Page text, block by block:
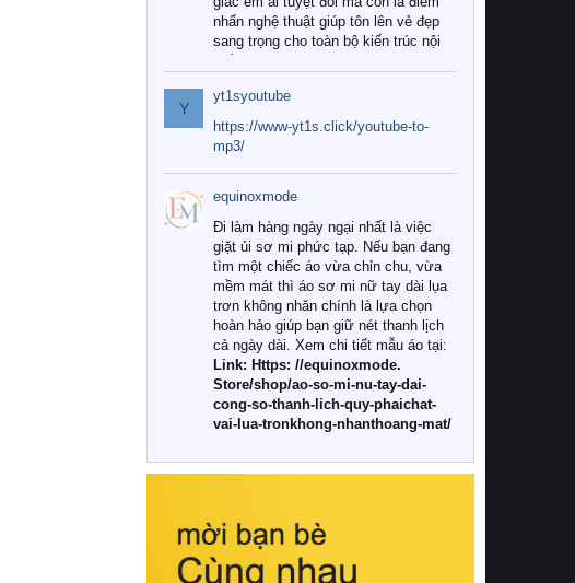
nhấn nghệ thuật giúp tôn lên vẻ đẹp
sang trọng cho toàn bộ kiến trúc nội
Tuy nhiên, giữa thị trường đa dạng
với vô vàn thương hiệu và mẫu mã
như hiện nay, làm thế nào để chọn
được những bộ chăn ga gối đệm cao
cấp thực sự chất lượng, phù hợp với
khí hậu và nhu cầu sử dụng của gia
đình? Hãy cùng chúng tôi đi tìm lời
giải đáp chi tiết qua bài viết dưới đây.
1. Tại sao các gia đình hiện đại lại ưa
chuộng chăn ga gối đệm cao cấp?
Khác với các dòng sản phẩm thông
thường, những bộ chăn ga gối đệm
cao cấp trải qua quy trình sản xuất
nghiêm ngặt từ khâu chọn lọc nguyên
liệu tự nhiên đến công nghệ dệt
nhuộm hiện đại không chứa hóa chất
này, bạn sẽ cảm nhận rõ rệt sự khác
hồi chuẩn xác của phần đệm nâng đỡ
cột sống.
Y
yt1syoutube
https://www-yt1s.click/youtube-to-
mp3/
equinoxmode
Đi làm hàng ngày ngại nhất là việc
giặt ủi sơ mi phức tạp. Nếu bạn đang
tìm một chiếc áo vừa chỉn chu, vừa
mềm mát thì áo sơ mi nữ tay dài lụa
trơn không nhăn chính là lựa chọn
hoàn hảo giúp bạn giữ nét thanh lịch
cả ngày dài. Xem chi tiết mẫu áo tại:
Link: Https: //equinoxmode.
Store/shop/ao-so-mi-nu-tay-dai-
cong-so-thanh-lich-quy-phaichat-
vai-lua-tronkhong-nhanthoang-mat/